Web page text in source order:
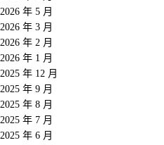
2026 年 5 月
2026 年 3 月
2026 年 2 月
2026 年 1 月
2025 年 12 月
2025 年 9 月
2025 年 8 月
2025 年 7 月
2025 年 6 月